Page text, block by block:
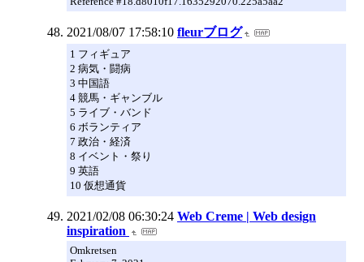
2021/08/07 17:58:10 fleurブログ
1 フィギュア
2 病気・闘病
3 中国語
4 競馬・ギャンブル
5 ライブ・バンド
6 ボランティア
7 政治・経済
8 イベント・祭り
9 英語
10 仮想通貨
2021/02/08 06:30:24 Web Creme | Web design
inspiration
Omkretsen